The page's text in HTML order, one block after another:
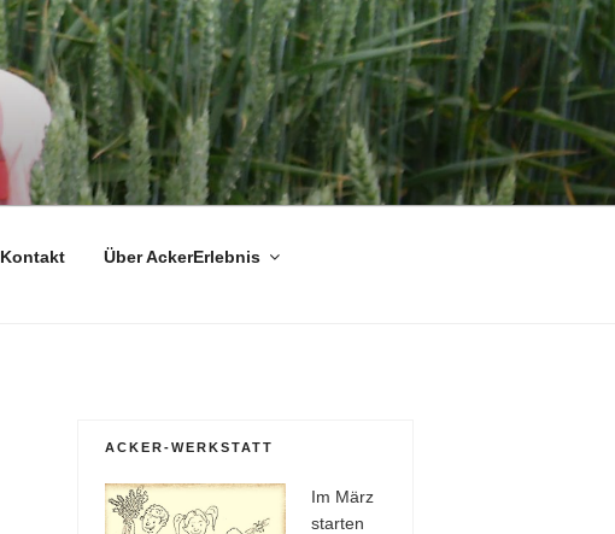
Kontakt
Über AckerErlebnis
ACKER-WERKSTATT
Im März
starten